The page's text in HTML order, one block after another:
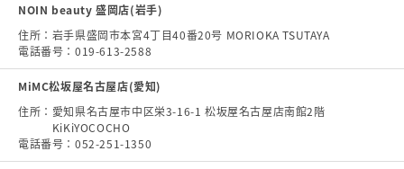
NOIN beauty 盛岡店(岩手)
住所： 岩手県盛岡市本宮4丁目40番20号 MORIOKA TSUTAYA
電話番号： 019-613-2588
MiMC松坂屋名古屋店(愛知)
住所： 愛知県名古屋市中区栄3-16-1 松坂屋名古屋店南館2階
KiKiYOCOCHO
電話番号： 052-251-1350